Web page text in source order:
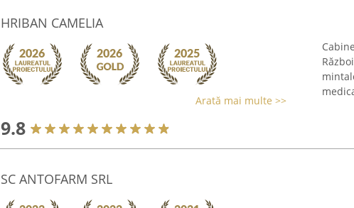
HRIBAN CAMELIA
Arată mai multe >>
9.8
SC ANTOFARM SRL